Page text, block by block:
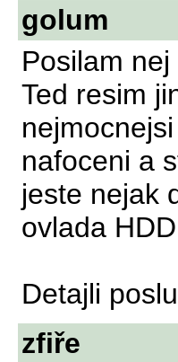
golum
Posilam
Ted resim
nafoceni a
jeste nejak
ovlada HDD
Detajli poslu
zfiře